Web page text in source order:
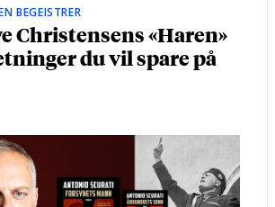
BEGEISTRER
Christensens «Haren»
du vil spare på